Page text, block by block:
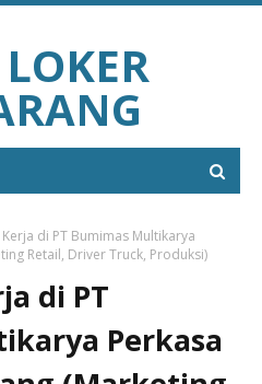
di PT Bumimas Multikarya
Retail, Driver Truck, Produksi)
di PT
Perkasa